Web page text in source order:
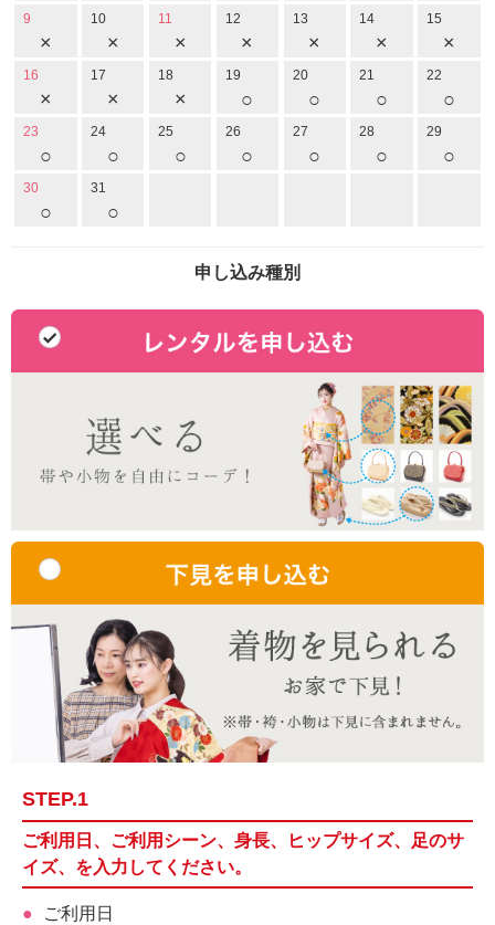
9
×
10
×
11
×
12
×
13
×
14
×
15
×
16
×
17
×
18
×
19
○
20
○
21
○
22
○
23
○
24
○
25
○
26
○
27
○
28
○
29
○
30
○
31
○
申し込み種別
STEP.1
ご利用日、ご利用シーン、身長、ヒップサイズ、足のサ
イズ、を入力してください。
ご利用日